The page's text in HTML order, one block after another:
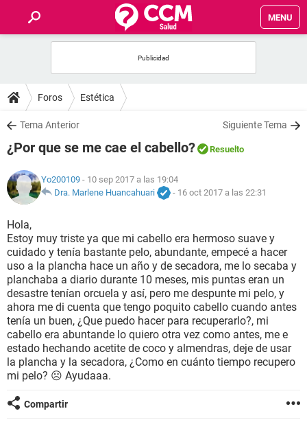
MENU
FOROS
SALUD
FAMILIA
NUTRICIÓN
BIENESTAR
SEXUALIDAD
GLOSARIO
Foros Estética
Tema Anterior Siguiente Tema
¿Por que se me cae el cabello? Resuelto
Yo200109 - 10 sep 2017 a las 19:04
Dra. Marlene Huancahuari
- 16 oct 2017 a las 22:31
Hola,
Estoy muy triste ya que mi cabello era hermoso suave y
cuidado y tenía bastante pelo, abundante, empecé a hacer
uso a la plancha hace un año y de secadora, me lo secaba y
planchaba a diario durante 10 meses, mis puntas eran un
desastre tenían orcuela y así, pero me despunte mi pelo, y
ahora me di cuenta que tengo poquito cabello cuando antes
tenía un buen, ¿Que puedo hacer para recuperarlo?, mi
cabello era abuntande lo quiero otra vez como antes, me e
estado hechando acetite de coco y almendras, deje de usar
la plancha y la secadora, ¿Como en cuánto tiempo recupero
mi pelo? ☹ Ayudaaa.
Compartir